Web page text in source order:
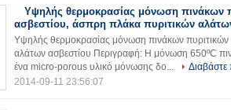
Υψηλής θερμοκρασίας μόνωση πινάκων
ασβεστίου, άσπρη πλάκα πυριτικών
Υψηλής θερμοκρασίας μόνωση πινάκων
αλάτων ασβεστίου Περιγραφή: Η μόνωση 650ºC
ένα micro-porous υλικό μόνωσης δο...
Διαβάστε
2014-09-11 23:56:07